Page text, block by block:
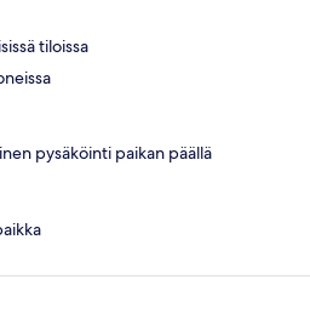
tiloissa
pysäköinti paikan päällä